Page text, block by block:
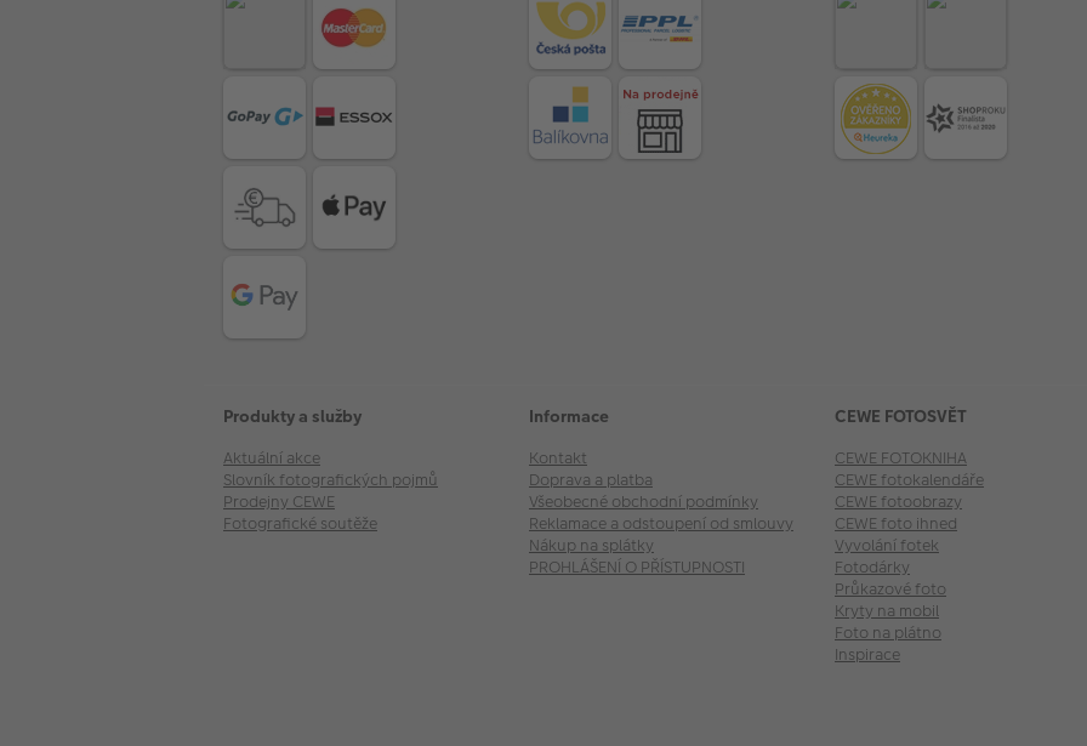
Produkty a služby
Aktuální akce
Slovník fotografických pojmů
Prodejny CEWE
Fotografické soutěže
Informace
Kontakt
Doprava a platba
Všeobecné obchodní podmínky
Reklamace a odstoupení od smlouvy
Nákup na splátky
PROHLÁŠENÍ O PŘÍSTUPNOSTI
CEWE FOTOSVĚT
CEWE FOTOKNIHA
CEWE fotokalendáře
CEWE fotoobrazy
CEWE foto ihned
Vyvolání fotek
Fotodárky
Průkazové foto
Kryty na mobil
Foto na plátno
Inspirace